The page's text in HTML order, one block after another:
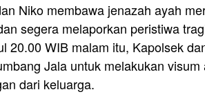
Niko membawa jenazah ayah
segera melaporkan peristiwa
20.00 WIB malam itu, Kapolsek
Jala untuk melakukan visum
dari keluarga.